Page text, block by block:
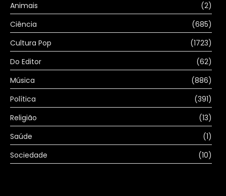
Animais
(2)
Ciência
(685)
Cultura Pop
(1723)
Do Editor
(62)
Música
(886)
Política
(391)
Religião
(13)
Saúde
(1)
Sociedade
(10)